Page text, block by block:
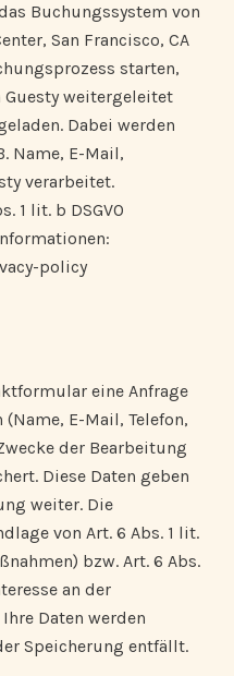
Buchungssystem von
San Francisco, CA
starten,
Guesty weitergeleitet
Dabei werden
Name, E-Mail,
verarbeitet.
1 lit. b DSGVO
policy
eine Anfrage
E-Mail, Telefon,
der Bearbeitung
Diese Daten geben
weiter. Die
von Art. 6 Abs. 1 lit.
bzw. Art. 6 Abs.
an der
Daten werden
Speicherung entfällt.